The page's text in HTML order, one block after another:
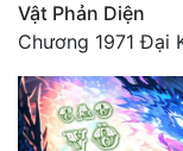
Cẩu Đạo Trường Sinh
Truyện Nam
Vật Phản Diện